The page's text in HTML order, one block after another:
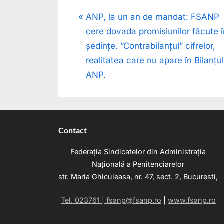
Post
navigation
P
r
e
v
i
P
t
ANP, la un an de mandat: FSANP
cere dovada promisiunilor făcute
ședințe. ”Contrabilanțul” cifrelor,
realitatea care nu apare în Bilanțul
ANP.
Contact
Federația Sindicatelor din Administrația
Națională a Penitenciarelor
str. Maria Ghiculeasa, nr. 47, sect. 2, Bucuresti,
Tel. 023761 | fsanp@fsanp.ro www.fsanp.ro